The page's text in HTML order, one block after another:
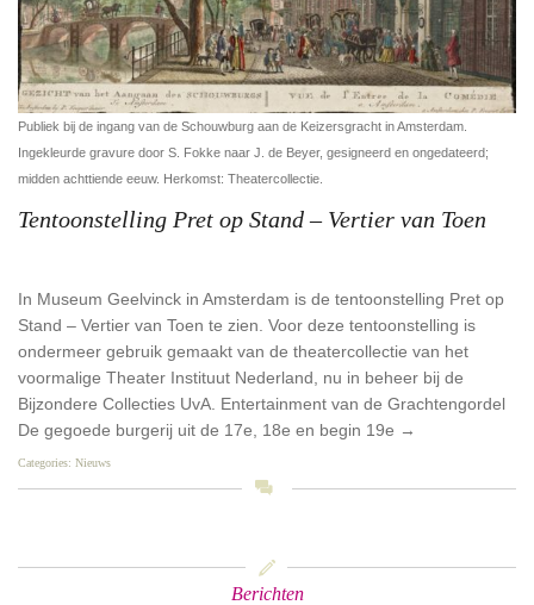
Publiek bij de ingang van de Schouwburg aan de Keizersgracht in Amsterdam.
Ingekleurde gravure door S. Fokke naar J. de Beyer, gesigneerd en ongedateerd;
midden achttiende eeuw. Herkomst: Theatercollectie.
Tentoonstelling Pret op Stand – Vertier van Toen
In Museum Geelvinck in Amsterdam is de tentoonstelling Pret op
Stand – Vertier van Toen te zien. Voor deze tentoonstelling is
ondermeer gebruik gemaakt van de theatercollectie van het
voormalige Theater Instituut Nederland, nu in beheer bij de
Bijzondere Collecties UvA. Entertainment van de Grachtengordel
De gegoede burgerij uit de 17e, 18e en begin 19e →
Categories: Nieuws
Newest
󰀃
Berichten